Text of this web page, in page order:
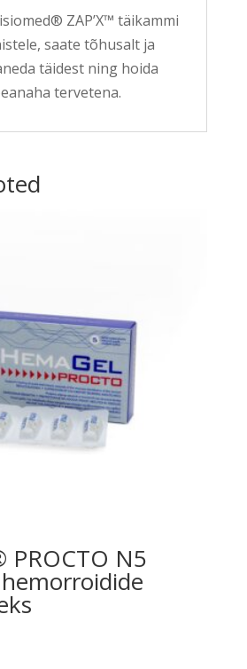
ZAP’X™ täikammi
saate tõhusalt ja
täidest ning hoida
tervetena.
PROCTO N5